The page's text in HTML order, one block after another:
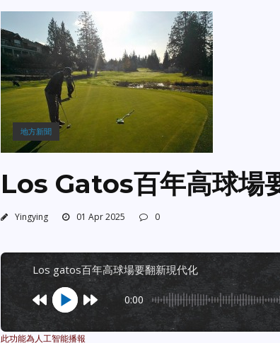
地方新聞
Los Gatos百年高球場
Yingying 01 Apr 2025 0
los gatos百年高球場要翻新現代化
0:00